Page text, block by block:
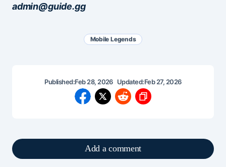
admin@guide.gg
Mobile Legends
Published:Feb 28, 2026 Updated:Feb 27, 2026
Add a comment